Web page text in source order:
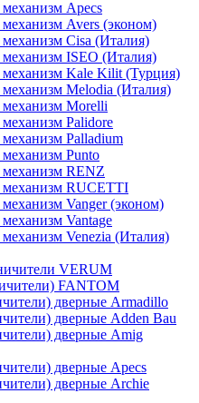
Apecs
Avers (эконом)
Cisa (Италия)
ISEO (Италия)
Kale Kilit (Турция)
Melodia (Италия)
Morelli
Palidore
Palladium
Punto
RENZ
RUCETTI
Vanger (эконом)
Vantage
Venezia (Италия)
VERUM
FANTOM
дверные Armadillo
дверные Adden Bau
дверные Amig
дверные Apecs
дверные Archie